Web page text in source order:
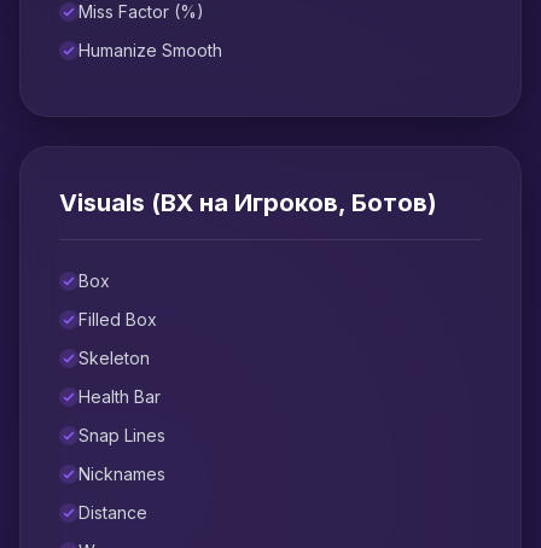
Miss Factor (%)
Humanize Smooth
Visuals (ВХ на Игроков, Ботов)
Box
Filled Box
Skeleton
Health Bar
Snap Lines
Nicknames
Distance